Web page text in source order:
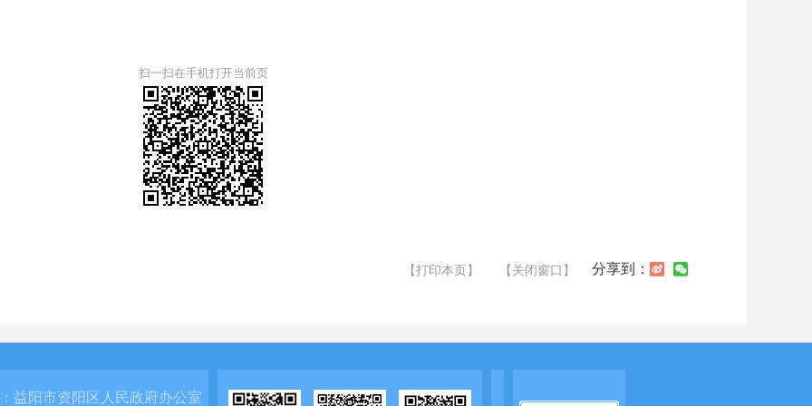
扫一扫在手机打开当前页
【打印本页】 【关闭窗口】 分享到：
益阳市资阳区人民政府办公室